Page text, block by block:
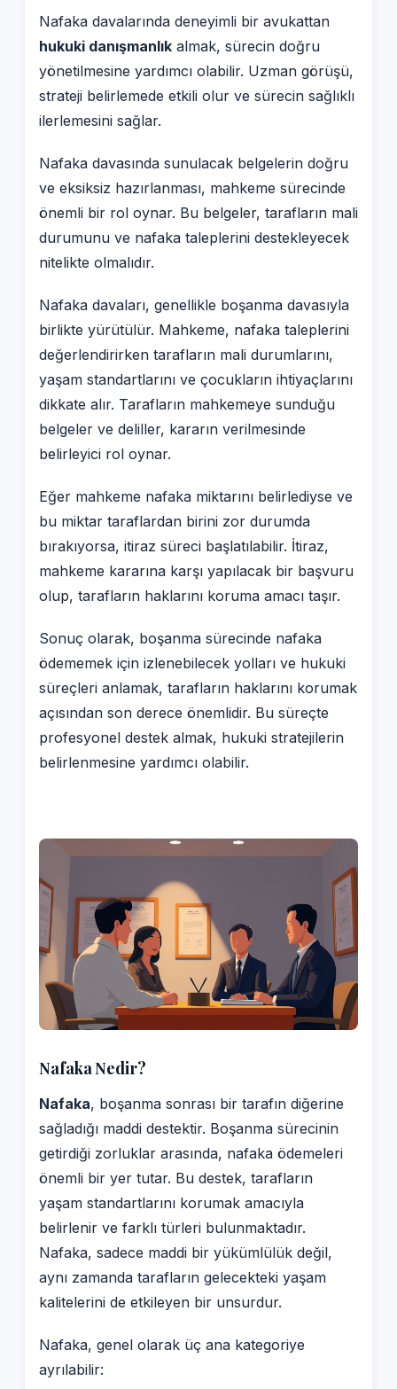
Nafaka davalarında deneyimli bir avukattan
hukuki danışmanlık almak, sürecin doğru
yönetilmesine yardımcı olabilir. Uzman görüşü,
strateji belirlemede etkili olur ve sürecin sağlıklı
ilerlemesini sağlar.
Nafaka davasında sunulacak belgelerin doğru
ve eksiksiz hazırlanması, mahkeme sürecinde
önemli bir rol oynar. Bu belgeler, tarafların mali
durumunu ve nafaka taleplerini destekleyecek
nitelikte olmalıdır.
Nafaka davaları, genellikle boşanma davasıyla
birlikte yürütülür. Mahkeme, nafaka taleplerini
değerlendirirken tarafların mali durumlarını,
yaşam standartlarını ve çocukların ihtiyaçlarını
dikkate alır. Tarafların mahkemeye sunduğu
belgeler ve deliller, kararın verilmesinde
belirleyici rol oynar.
Eğer mahkeme nafaka miktarını belirlediyse ve
bu miktar taraflardan birini zor durumda
bırakıyorsa, itiraz süreci başlatılabilir. İtiraz,
mahkeme kararına karşı yapılacak bir başvuru
olup, tarafların haklarını koruma amacı taşır.
Sonuç olarak, boşanma sürecinde nafaka
ödememek için izlenebilecek yolları ve hukuki
süreçleri anlamak, tarafların haklarını korumak
açısından son derece önemlidir. Bu süreçte
profesyonel destek almak, hukuki stratejilerin
belirlenmesine yardımcı olabilir.
Nafaka Nedir?
Nafaka, boşanma sonrası bir tarafın diğerine
sağladığı maddi destektir. Boşanma sürecinin
getirdiği zorluklar arasında, nafaka ödemeleri
önemli bir yer tutar. Bu destek, tarafların
yaşam standartlarını korumak amacıyla
belirlenir ve farklı türleri bulunmaktadır.
Nafaka, sadece maddi bir yükümlülük değil,
aynı zamanda tarafların gelecekteki yaşam
kalitelerini de etkileyen bir unsurdur.
Nafaka, genel olarak üç ana kategoriye
ayrılabilir: